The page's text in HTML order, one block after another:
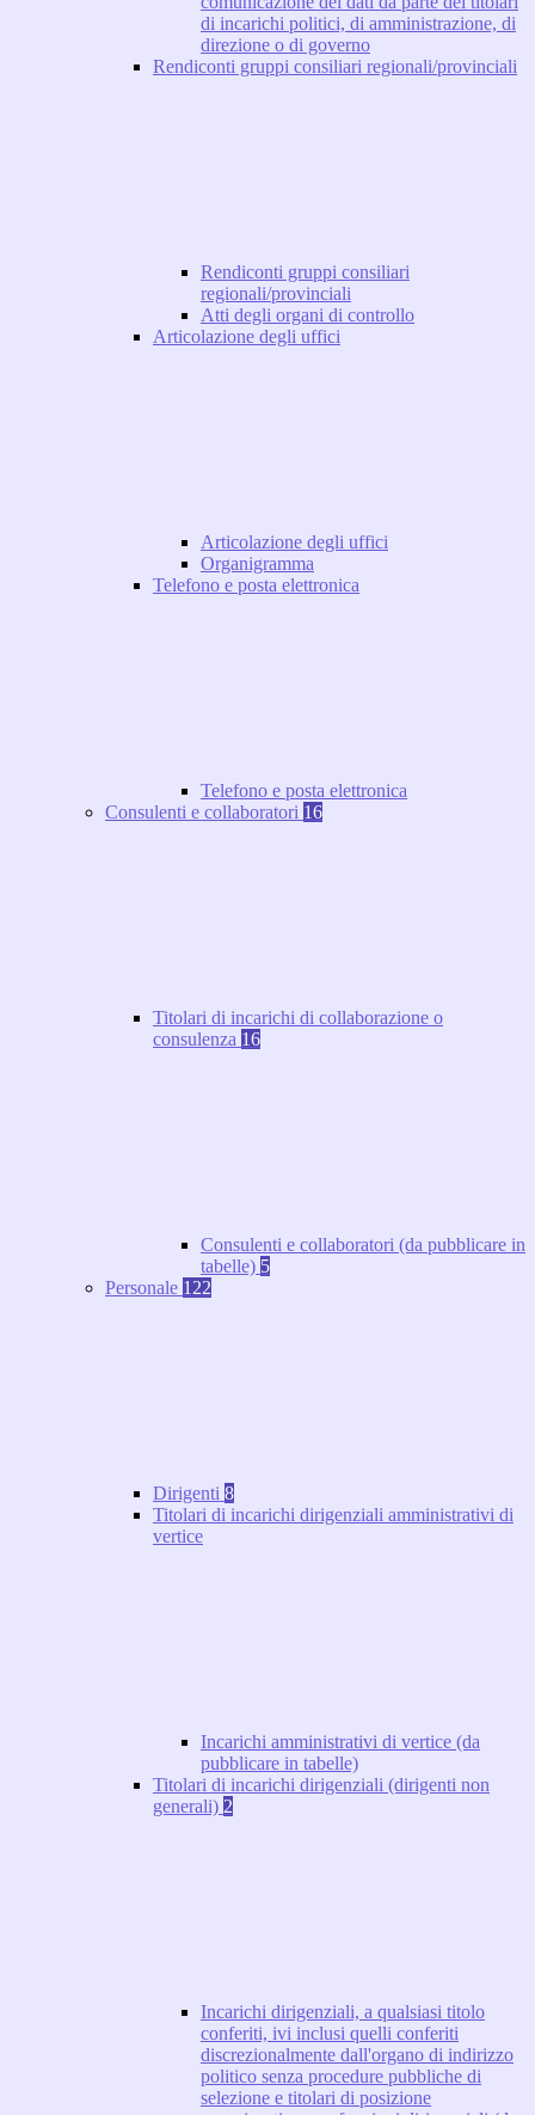
di incarichi politici, di amministrazione, di
direzione o di governo
Rendiconti gruppi consiliari regionali/provinciali
Rendiconti gruppi consiliari
regionali/provinciali
Atti degli organi di controllo
Articolazione degli uffici
Articolazione degli uffici
Organigramma
Telefono e posta elettronica
Telefono e posta elettronica
Consulenti e collaboratori 16
Titolari di incarichi di collaborazione o
consulenza 16
Consulenti e collaboratori (da pubblicare in
tabelle) 5
Personale 122
Dirigenti 8
Titolari di incarichi dirigenziali amministrativi di
vertice
Incarichi amministrativi di vertice (da
pubblicare in tabelle)
Titolari di incarichi dirigenziali (dirigenti non
generali) 2
Incarichi dirigenziali, a qualsiasi titolo
conferiti, ivi inclusi quelli conferiti
discrezionalmente dall'organo di indirizzo
politico senza procedure pubbliche di
selezione e titolari di posizione